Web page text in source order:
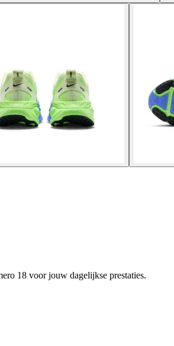
18 voor jouw dagelijkse prestaties.